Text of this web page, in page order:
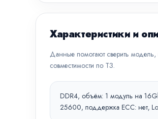
Характеристики и
Данные помогают сверить
совместимости по ТЗ.
DDR4, объём: 1 модуль на
25600, поддержка ECC: нет,